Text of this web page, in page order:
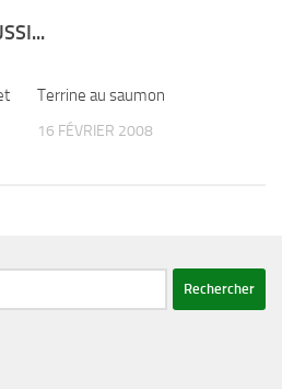
Terrine au saumon
16 FÉVRIER 2008